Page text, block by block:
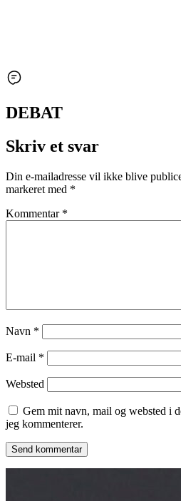
DEBAT
Skriv et svar
Din e-mailadresse vil ikke blive
markeret med *
Kommentar *
Navn *
E-mail *
Websted
Gem mit navn, mail og websted i
jeg kommenterer.